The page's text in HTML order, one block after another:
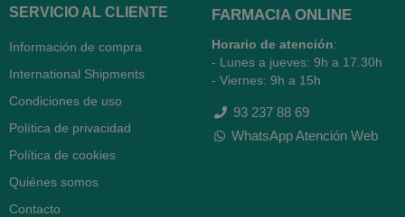
SERVICIO AL CLIENTE
Información de compra
International Shipments
Condiciones de uso
Política de privacidad
Política de cookies
Quiénes somos
Contacto
FARMACIA ONLINE
Horario de atención:
- Lunes a jueves: 9h a 17.30h
- Viernes: 9h a 15h
93 237 88 69
WhatsApp Atención Web